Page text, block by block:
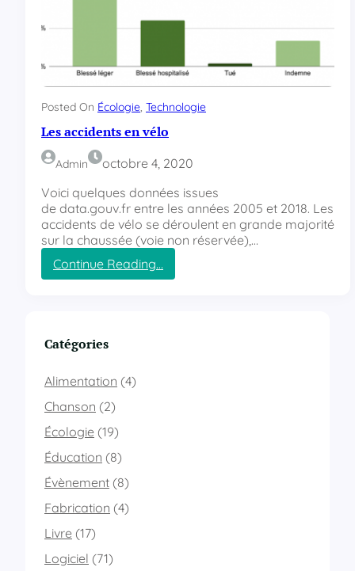
Posted On Écologie, Technologie
Les accidents en vélo
Admin
octobre 4, 2020
Voici quelques données issues
de data.gouv.fr entre les années 2005 et 2018. Les
accidents de vélo se déroulent en grande majorité
sur la chaussée (voie non réservée),…
Continue Reading…
:
Catégories
Alimentation (4)
Chanson (2)
Écologie (19)
Éducation (8)
Évènement (8)
Fabrication (4)
Livre (17)
Logiciel (71)